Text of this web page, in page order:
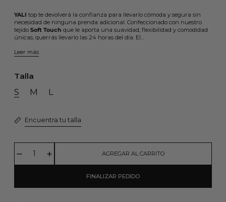
YALI top te devolverá la confianza para llevarlo cómoda y segura sin
necesidad de ninguna prenda adicional. Confeccionado con nuestro
tejido Soft Touch que le aporta una suavidad, flexibilidad y comodidad
únicas, querrás llevarlo las 24 horas del día. El…
Leer más
Talla
S M L
Encuentra tu talla
AGREGAR AL CARRITO
FINALIZAR PEDIDO